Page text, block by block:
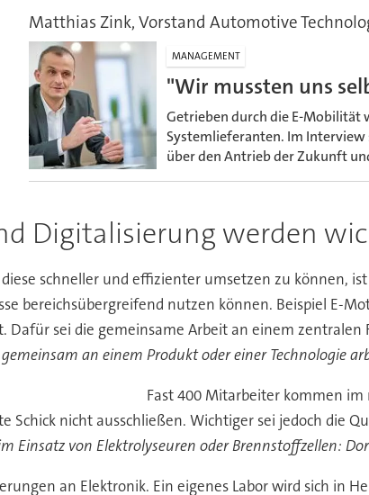
Matthias Zink, Vorstand Automotive
MANAGEMENT
"Wir mussten uns
Getrieben durch die E-Mobilität
Systemlieferanten. Im
über den Antrieb der Zukunft
Digitalisierung werden
schneller und effizienter umsetzen zu können,
bereichsübergreifend nutzen können. Beispiel E-
Dafür sei die gemeinsame Arbeit an einem
an einem Produkt oder einer Technologie
Fast 400 Mitarbeiter kommen
Schick nicht ausschließen. Wichtiger sei jedoch die
Einsatz von Elektrolyseuren oder Brennstoffzellen:
an Elektronik. Ein eigenes Labor wird sich in